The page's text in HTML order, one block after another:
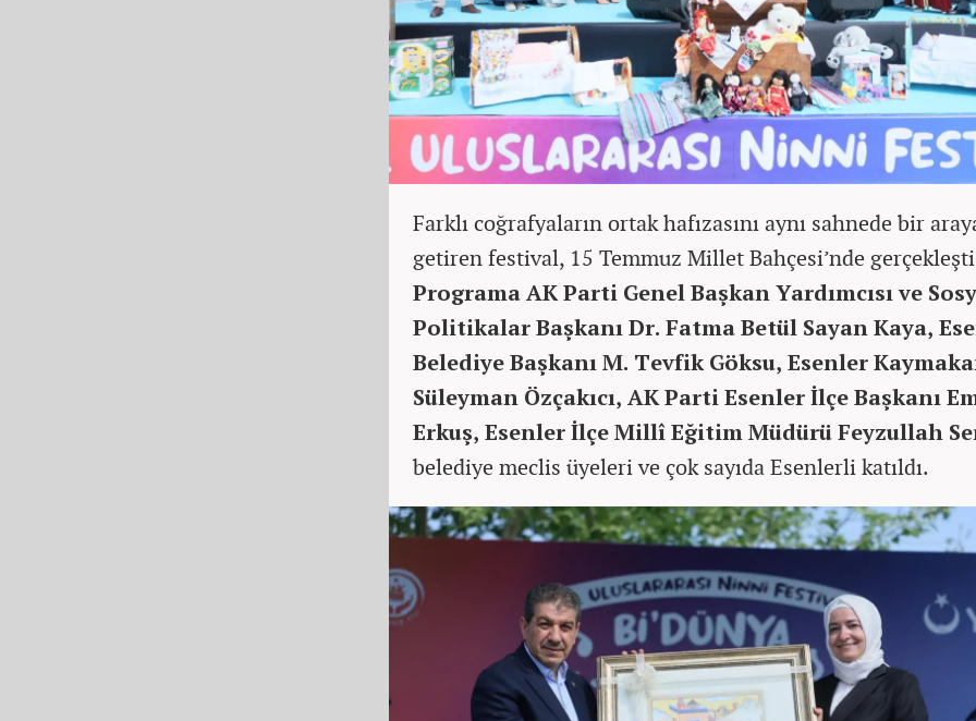
Farklı coğrafyaların ortak hafızasını aynı sahnede bir
getiren festival, 15 Temmuz Millet Bahçesi’nde
Programa AK Parti Genel Başkan Yardımcısı ve
Politikalar Başkanı Dr. Fatma Betül Sayan Kaya,
Belediye Başkanı M. Tevfik Göksu, Esenler
Süleyman Özçakıcı, AK Parti Esenler İlçe Başkanı
Erkuş, Esenler İlçe Millî Eğitim Müdürü Feyzullah
belediye meclis üyeleri ve çok sayıda Esenlerli katıldı.